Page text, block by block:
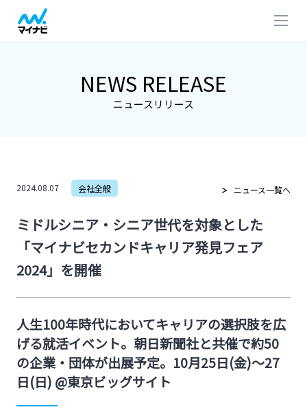
NEWS RELEASE
ニュースリリース
2024.08.07 会社全般 ニュース一覧へ
ミドルシニア・シニア世代を対象とした
「マイナビセカンドキャリア発見フェア
2024」を開催
人生100年時代においてキャリアの選択肢を広
げる就活イベント。朝日新聞社と共催で約50
の企業・団体が出展予定。10月25日(金)〜27
日(日) @東京ビッグサイト